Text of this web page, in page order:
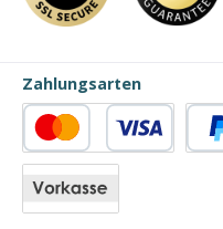
Zahlungsarten
Kredit- oder Debitkarte